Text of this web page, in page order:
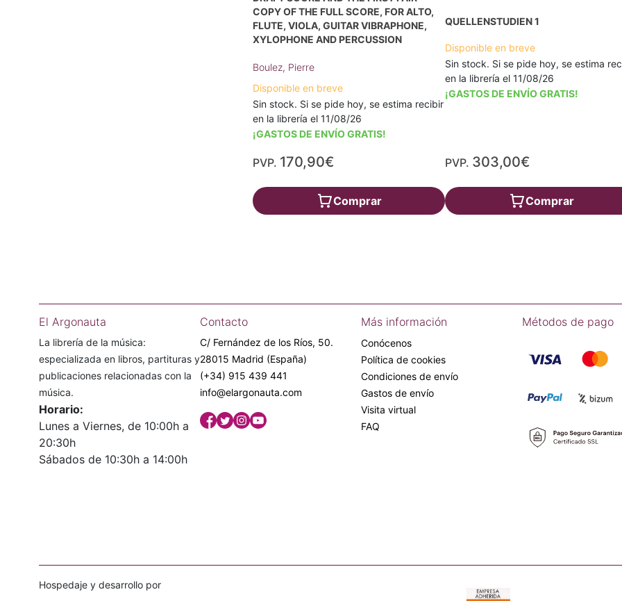
COPY OF THE FULL SCORE, FOR ALTO,
FLUTE, VIOLA, GUITAR VIBRAPHONE,
XYLOPHONE AND PERCUSSION
Boulez, Pierre
Disponible en breve
Sin stock. Si se pide hoy, se estima recibir
en la librería el 11/08/26
¡GASTOS DE ENVÍO GRATIS!
PVP. 170,90€
Comprar
QUELLENSTUDIEN 1
Disponible en breve
Sin stock. Si se pide hoy, se estima
en la librería el 11/08/26
¡GASTOS DE ENVÍO GRATIS!
PVP. 303,00€
Comprar
El Argonauta
La librería de la música:
especializada en libros, partituras y
publicaciones relacionadas con la
música.
Horario:
Lunes a Viernes, de 10:00h a
20:30h
Sábados de 10:30h a 14:00h
Contacto
C/ Fernández de los Ríos, 50.
28015 Madrid (España)
(+34) 915 439 441
info@elargonauta.com
Más información
Conócenos
Política de cookies
Condiciones de envío
Gastos de envío
Visita virtual
FAQ
Métodos de pago
Hospedaje y desarrollo por